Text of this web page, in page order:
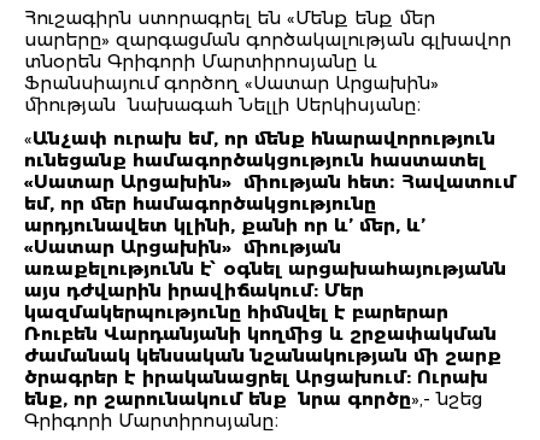
Հուշագիրն ստորագրել են «Մենք ենք մեր
սարերը» զարգացման գործակալության գլխավոր
տնօրեն Գրիգորի Մարտիրոսյանը և
Ֆրանսիայում գործող «Սատար Արցախին»
միության նախագահ Նելլի Սերկիսյանը։
«Անչափ ուրախ եմ, որ մենք հնարավորություն
ունեցանք համագործակցություն հաստատել
«Սատար Արցախին» միության հետ։ Հավատում
եմ, որ մեր համագործակցությունը
արդյունավետ կլինի, քանի որ և’ մեր, և’
«Սատար Արցախին» միության
առաքելությունն է՝ օգնել արցախահայությանն
այս դժվարին իրավիճակում: Մեր
կազմակերպությունը հիմնվել է բարերար
Ռուբեն Վարդանյանի կողմից և շրջափակման
ժամանակ կենսական նշանակության մի շարք
ծրագրեր է իրականացրել Արցախում: Ուրախ
ենք, որ շարունակում ենք նրա գործը»,- նշեց
Գրիգորի Մարտիրոսյանը։